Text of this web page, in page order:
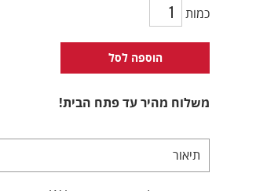
כמות
הוספה לסל
משלוח מהיר עד פתח הבית!
תיאור